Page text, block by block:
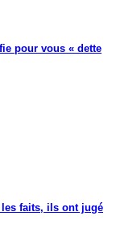
pour vous « dette
faits, ils ont jugé